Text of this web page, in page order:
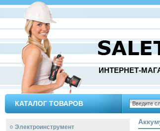
ИНТЕРНЕТ-
КАТАЛОГ ТОВАРОВ
Электроинструмент